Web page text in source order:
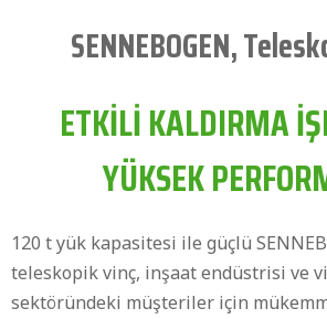
SENNEBOGEN,
ETKİLİ KALDIRMA
YÜKSEK
120 t yük kapasitesi ile güçlü
teleskopik vinç, inşaat endüstrisi ve
sektöründeki müşteriler için